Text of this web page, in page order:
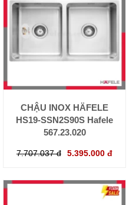
CHẬU INOX HÄFELE
HS19-SSN2S90S Hafele
567.23.020
7.707.037 đ 5.395.000 đ